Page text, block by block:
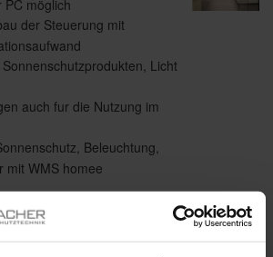
PC möglich
der Steuerung mit
Licht
auch fur die Nutzung im
Beleuchtung,
mit WMS homee